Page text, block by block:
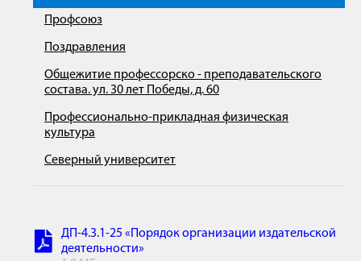
Профсоюз
Поздравления
Общежитие профессорско - преподавательского
состава. ул. 30 лет Победы, д. 60
Профессионально-прикладная физическая
культура
Северный университет
ДП-4.3.1-25 «Порядок организации издательской
деятельности»